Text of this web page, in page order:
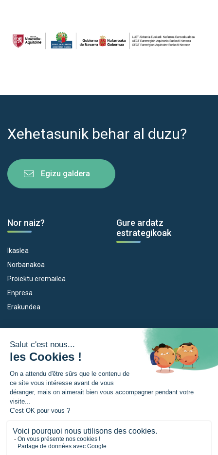
Xehetasunik behar al duzu?
Egizu galdera
Nor naiz?
Ikaslea
Norbanakoa
Proiektu eremailea
Enpresa
Erakundea
Gure ardatz
estrategikoak
Empleo
Eskola Futura
Forma NAEN
TRANSFERMUGA-RREKIN
Euroeskualdea
Zer da Euroeskualdea?
Berriak
Prentsa gunia